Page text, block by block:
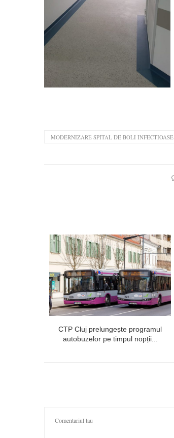
MODERNIZARE SPITAL DE BOLI INFECTIOASE
CTP Cluj prelungește programul
autobuzelor pe timpul nopții...